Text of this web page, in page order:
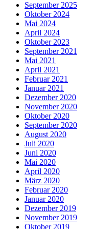
September 2025
Oktober 2024
Mai 2024
April 2024
Oktober 2023
September 2021
Mai 2021
April 2021
Februar 2021
Januar 2021
Dezember 2020
November 2020
Oktober 2020
September 2020
August 2020
Juli 2020
Juni 2020
Mai 2020
April 2020
März 2020
Februar 2020
Januar 2020
Dezember 2019
November 2019
Oktober 2019